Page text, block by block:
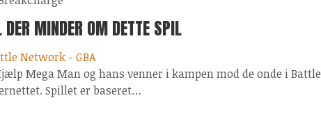
DER MINDER OM DETTE SPIL
Network - GBA
Mega Man og hans venner i kampen mod de onde i Battle
Spillet er baseret…